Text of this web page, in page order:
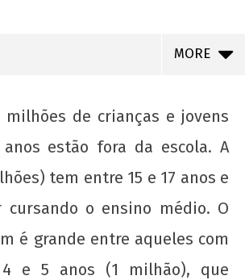
MORE
milhões de crianças e jovens
estão fora da escola. A
tem entre 15 e 17 anos e
cursando o ensino médio. O
é grande entre aqueles com
e 5 anos (1 milhão), que